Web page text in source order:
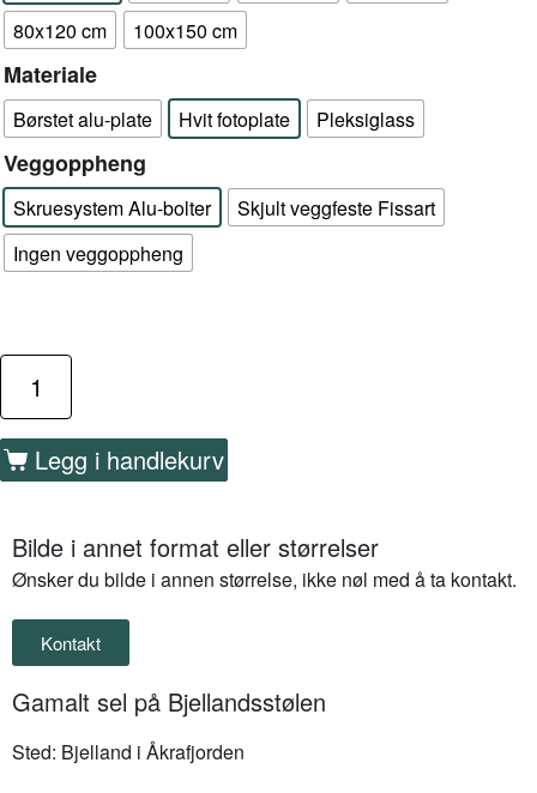
80x120 cm
100x150 cm
Materiale
Børstet alu-plate Hvit fotoplate Pleksiglass
Veggoppheng
Skruesystem Alu-bolter
Skjult veggfeste Fissart
Ingen veggoppheng
Legg i handlekurv
Bilde i annet format eller størrelser
Ønsker du bilde i annen størrelse, ikke nøl med å ta kontakt.
Kontakt
Gamalt sel på Bjellandsstølen
Sted: Bjelland i Åkrafjorden